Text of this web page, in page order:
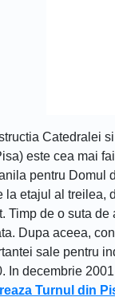
Catedralei
este cea mai
pentru
la etajul al
de o suta
Dupa aceea,
sale pentru
In decembrie
Turnul din